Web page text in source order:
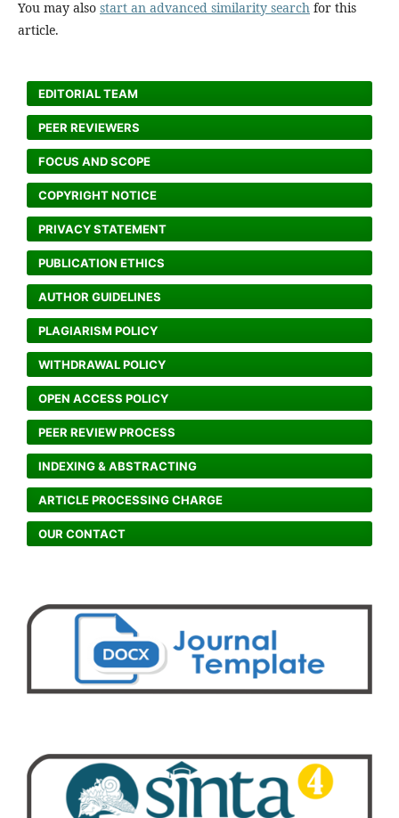
You may also start an advanced similarity search for this
article.
EDITORIAL TEAM
PEER REVIEWERS
FOCUS AND SCOPE
COPYRIGHT NOTICE
PRIVACY STATEMENT
PUBLICATION ETHICS
AUTHOR GUIDELINES
PLAGIARISM POLICY
WITHDRAWAL POLICY
OPEN ACCESS POLICY
PEER REVIEW PROCESS
INDEXING & ABSTRACTING
ARTICLE PROCESSING CHARGE
OUR CONTACT